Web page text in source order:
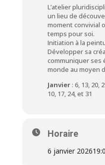
L’atelier
un lieu de
moment convivial
temps pour soi.
Initiation à la
Développer sa
communiquer ses
monde au moyen
Janvier: 6, 13, 20,
10, 17, 24, et 31
Horaire
6 janvier 2026